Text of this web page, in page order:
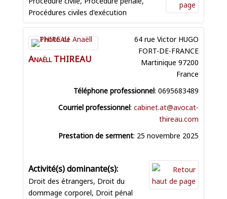
Procédures civiles d'exécution
AnaëllTHIREAU
64 rue Victor HUGO
FORT-DE-FRANCE
Martinique 97200
France
Téléphone professionnel: 0695683489
Courriel professionnel: cabinet.at@avocat-
thireau.com
Prestation de serment: 25 novembre 2025
Droit des étrangers, Droit du
dommage corporel, Droit pénal